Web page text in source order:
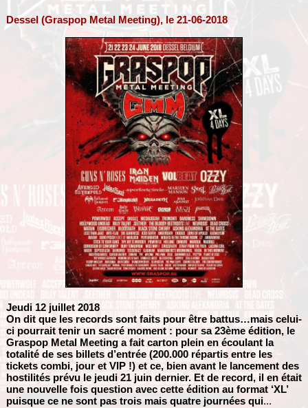
Dessel (Graspop Metal Meeting), le 21-06-2018
Jeudi 12 juillet 2018
On dit que les records sont faits pour être battus…mais celui-
ci pourrait tenir un sacré moment : pour sa 23ème édition, le
Graspop Metal Meeting a fait carton plein en écoulant la
totalité de ses billets d’entrée (200.000 répartis entre les
tickets combi, jour et VIP !) et ce, bien avant le lancement des
hostilités prévu le jeudi 21 juin dernier. Et de record, il en était
une nouvelle fois question avec cette édition au format ‘XL’
puisque ce ne sont pas trois mais quatre journées qui...